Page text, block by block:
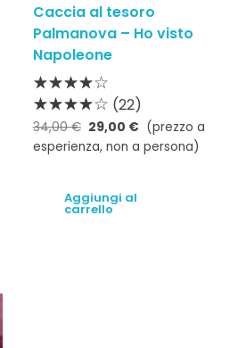
Caccia al tesoro
Palmanova – Ho visto
Napoleone
(22)
34,00€ 29,00 € (prezzo a
esperienza, non a persona)
Aggiungi al
carrello